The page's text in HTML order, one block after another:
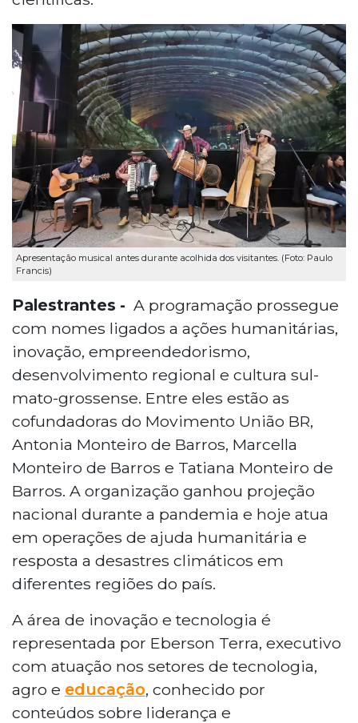
Apresentação musical antes durante acolhida dos visitantes. (Foto: Paulo
Francis)
Palestrantes - A programação prossegue
com nomes ligados a ações humanitárias,
inovação, empreendedorismo,
desenvolvimento regional e cultura sul-
mato-grossense. Entre eles estão as
cofundadoras do Movimento União BR,
Antonia Monteiro de Barros, Marcella
Monteiro de Barros e Tatiana Monteiro de
Barros. A organização ganhou projeção
nacional durante a pandemia e hoje atua
em operações de ajuda humanitária e
resposta a desastres climáticos em
diferentes regiões do país.
A área de inovação e tecnologia é
representada por Eberson Terra, executivo
com atuação nos setores de tecnologia,
agro e educação, conhecido por
conteúdos sobre liderança e